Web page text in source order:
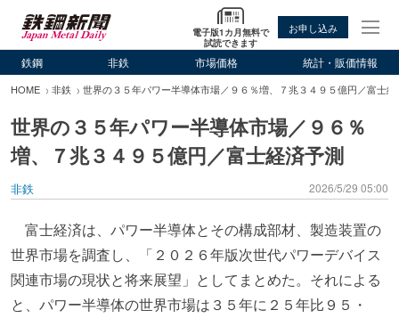
電子版1カ月無料で
試読できます
お申し込み
鉄鋼 非鉄 市場価格 統計・販価情報
HOME 非鉄 世界の３５年パワー半導体市場／９６％増、７兆３４９５億円／富士
世界の３５年パワー半導体市場／９６％
増、７兆３４９５億円／富士経済予測
非鉄 2026/5/29 05:00
富士経済は、パワー半導体とその構成部材、製造装置の
世界市場を調査し、「２０２６年版次世代パワーデバイス
関連市場の現状と将来展望」としてまとめた。それによる
と、パワー半導体の世界市場は３５年に２５年比９５・